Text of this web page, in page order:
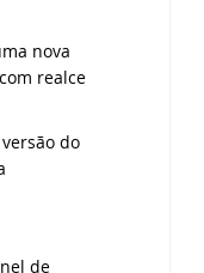
nova
realce
do
de
e 2023/23.0 - Ação
do DataFlex com
2024 já disponíveis!